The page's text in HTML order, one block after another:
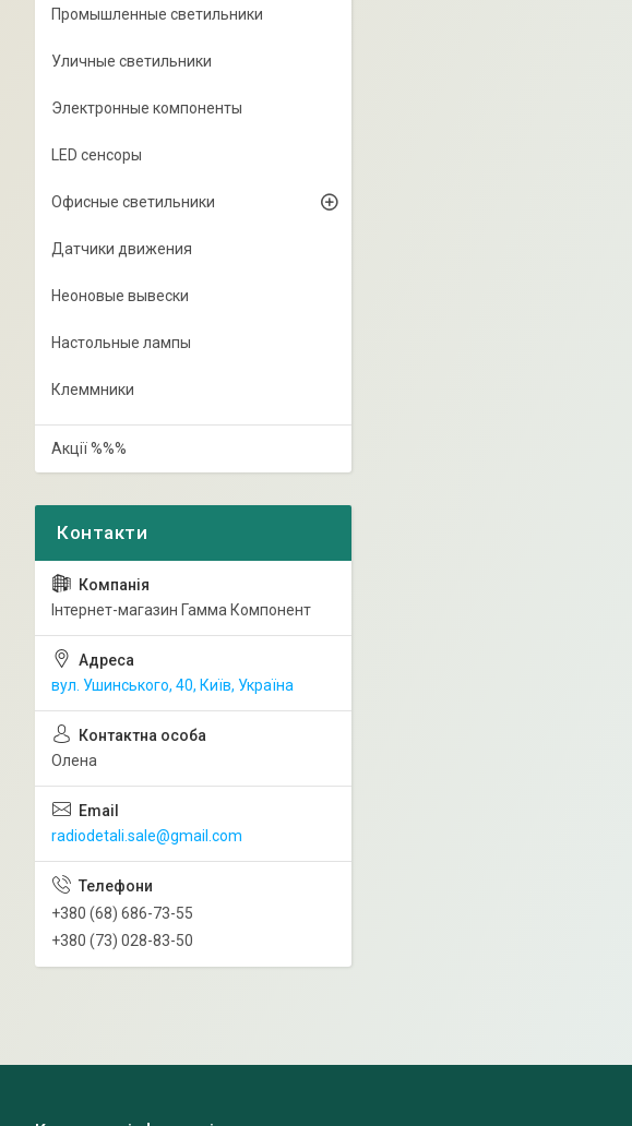
Промышленные светильники
Уличные светильники
Электронные компоненты
LED сенсоры
Офисные светильники
Датчики движения
Неоновые вывески
Настольные лампы
Клеммники
Акції %%%
Інтернет-магазин Гамма Компонент
вул. Ушинського, 40, Київ, Україна
Олена
radiodetali.sale@gmail.com
+380 (68) 686-73-55
+380 (73) 028-83-50